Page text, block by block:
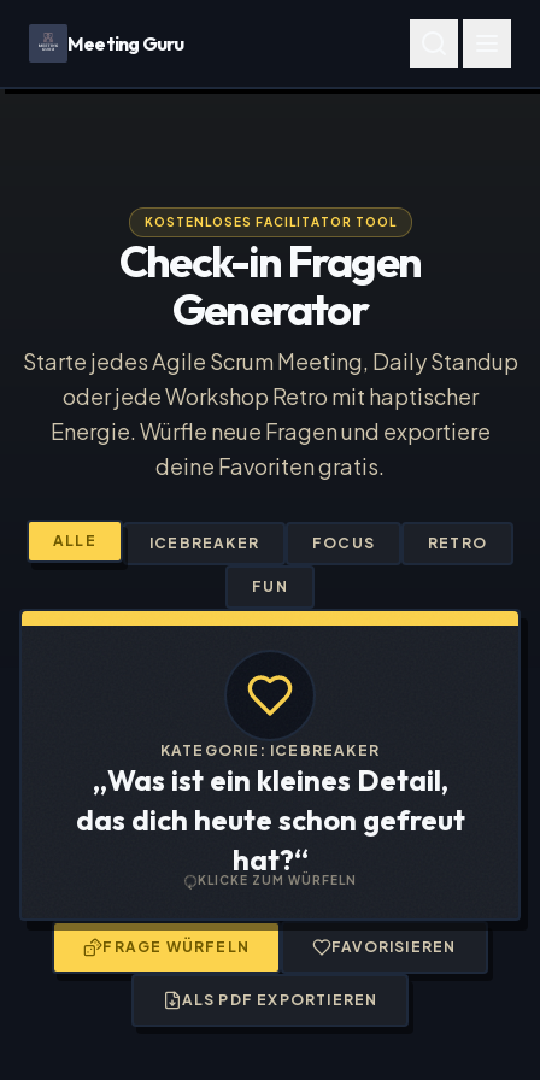
Meeting Guru
KOSTENLOSES FACILITATOR TOOL
Check-in Fragen
Generator
Starte jedes Agile Scrum Meeting, Daily Standup
oder jede Workshop Retro mit haptischer
Energie. Würfle neue Fragen und exportiere
deine Favoriten gratis.
ALLE ICEBREAKER FOCUS RETRO
FUN
KATEGORIE: ICEBREAKER
„Was ist ein kleines Detail,
das dich heute schon gefreut
hat?“
KLICKE ZUM WÜRFELN
FRAGE WÜRFELN FAVORISIEREN
ALS PDF EXPORTIEREN